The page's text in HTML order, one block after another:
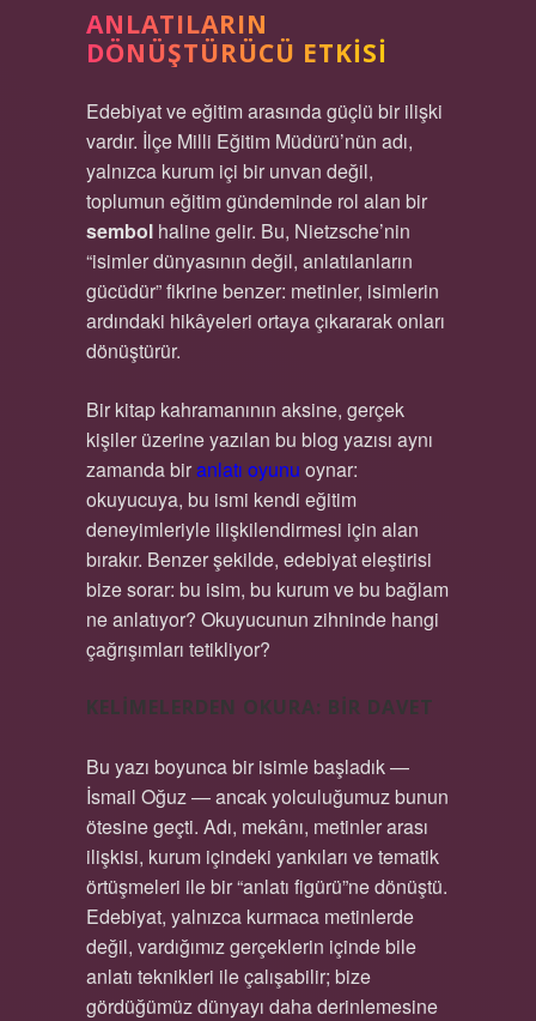
ANLATILARIN
DÖNÜŞTÜRÜCÜ ETKISI
Edebiyat ve eğitim arasında güçlü bir ilişki
vardır. İlçe Milli Eğitim Müdürü’nün adı,
yalnızca kurum içi bir unvan değil,
toplumun eğitim gündeminde rol alan bir
sembolhaline gelir. Bu, Nietzsche’nin
“isimler dünyasının değil, anlatılanların
gücüdür” fikrine benzer: metinler, isimlerin
ardındaki hikâyeleri ortaya çıkararak onları
dönüştürür.
Bir kitap kahramanının aksine, gerçek
kişiler üzerine yazılan bu blog yazısı aynı
zamanda biranlatı oyunu oynar:
okuyucuya, bu ismi kendi eğitim
deneyimleriyle ilişkilendirmesi için alan
bırakır. Benzer şekilde, edebiyat eleştirisi
bize sorar: bu isim, bu kurum ve bu bağlam
ne anlatıyor? Okuyucunun zihninde hangi
çağrışımları tetikliyor?
KELIMELERDEN OKURA: BIR DAVET
Bu yazı boyunca bir isimle başladık —
İsmail Oğuz — ancak yolculuğumuz bunun
ötesine geçti. Adı, mekânı, metinler arası
ilişkisi, kurum içindeki yankıları ve tematik
örtüşmeleri ile bir “anlatı figürü”ne dönüştü.
Edebiyat, yalnızca kurmaca metinlerde
değil, vardığımız gerçeklerin içinde bile
anlatı teknikleri ile çalışabilir; bize
gördüğümüz dünyayı daha derinlemesine